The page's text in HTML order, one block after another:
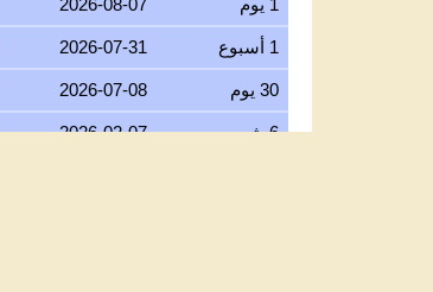
25 يوليو 2026 211,403.23
24 يوليو 2026 212,270.06
23 يوليو 2026 210,473.80
1 يوم 2026-08-07
1 أسبوع 2026-07-31
30 يوم 2026-07-08
6 شهور 2026-02-07